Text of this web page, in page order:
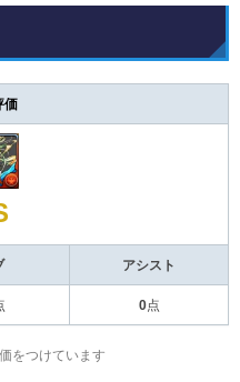
価
アシスト
0点
をつけています